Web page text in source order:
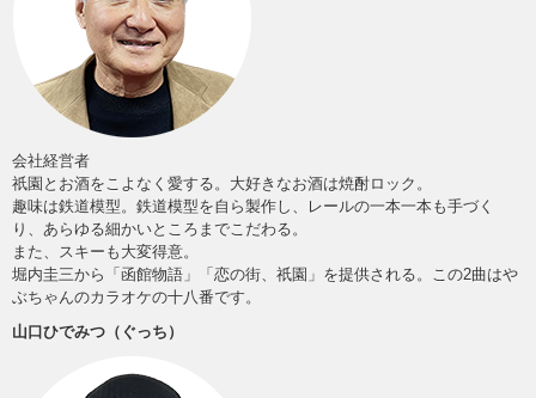
会社経営者
祇園とお酒をこよなく愛する。大好きなお酒は焼酎ロック。
趣味は鉄道模型。鉄道模型を自ら製作し、レールの一本一本も手づく
り、あらゆる細かいところまでこだわる。
また、スキーも大変得意。
堀内圭三から「函館物語」「恋の街、祇園」を提供される。この2曲はや
ぶちゃんのカラオケの十八番です。
山口ひでみつ（ぐっち）